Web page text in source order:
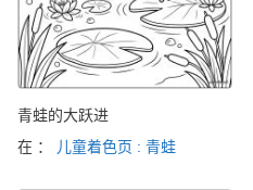
青蛙的大跃进
在 ：
儿童着色页 : 青蛙